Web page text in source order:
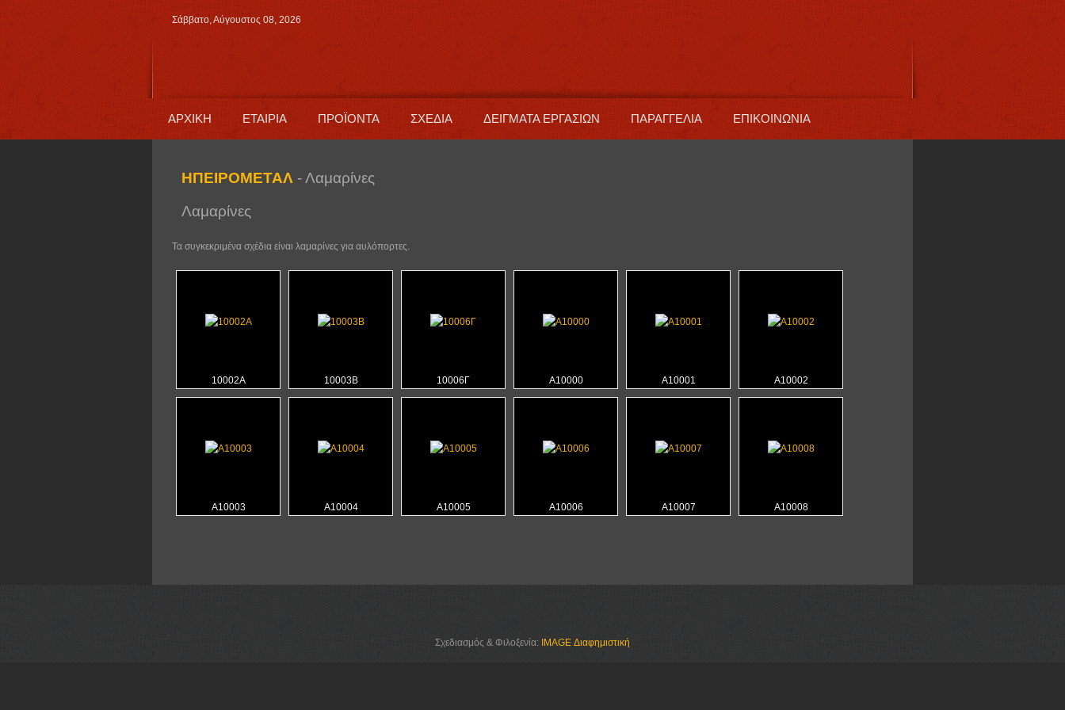
Σάββατο, Αύγουστος 08, 2026
ΑΡΧΙΚΗ ΕΤΑΙΡΙΑ ΠΡΟΪΟΝΤΑ ΣΧΕΔΙΑ ΔΕΙΓΜΑΤΑ ΕΡΓΑΣΙΩΝ ΠΑΡΑΓΓΕΛΙΑ ΕΠΙΚΟΙΝΩΝΙΑ
ΗΠΕΙΡΟΜΕΤΑΛ - Λαμαρίνες
Λαμαρίνες
Τα συγκεκριμένα σχέδια είναι λαμαρίνες για αυλόπορτες.
10002Α 10003Β 10006Γ Α10000 Α10001 Α10002
Α10003 Α10004 Α10005 Α10006 Α10007 Α10008
Σχεδιασμός & Φιλοξενία: IMAGE Διαφημιστική